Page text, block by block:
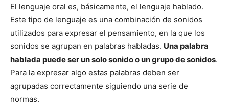
El lenguaje oral es, básicamente, el lenguaje hablado.
Este tipo de lenguaje es una combinación de sonidos
utilizados para expresar el pensamiento, en la que los
sonidos se agrupan en palabras habladas. Una palabra
hablada puede ser un solo sonido o un grupo de sonidos.
Para la expresar algo estas palabras deben ser
agrupadas correctamente siguiendo una serie de
normas.